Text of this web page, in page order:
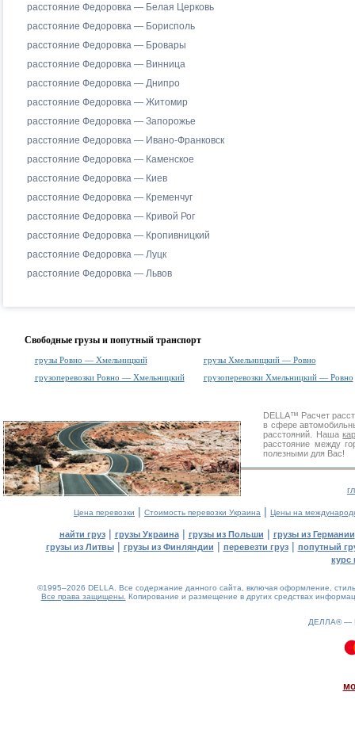
расстояние Федоровка — Белая Церковь
расстояние Федоровка — Борисполь
расстояние Федоровка — Бровары
расстояние Федоровка — Винница
расстояние Федоровка — Днипро
расстояние Федоровка — Житомир
расстояние Федоровка — Запорожье
расстояние Федоровка — Ивано-Франковск
расстояние Федоровка — Каменское
расстояние Федоровка — Киев
расстояние Федоровка — Кременчуг
расстояние Федоровка — Кривой Рог
расстояние Федоровка — Кропивницкий
расстояние Федоровка — Луцк
расстояние Федоровка — Львов
Свободные грузы и попутный транспорт
грузы Ровно — Хмельницкий
грузы Хмельницкий — Ровно
грузоперевозки Ровно — Хмельницкий
грузоперевозки Хмельницкий — Ровно
DELLA™ Расчет
в сфере
расстояний. Наша
расстояние между
полезными для Вас!
Цена перевозки | Стоимость перевозки Украина | Цены на
найти груз| грузы Украина| грузы из Польши | грузы из Германии
грузы из Литвы| грузы из Финляндии | перевезти груз| попутный
курс
©1995–2026 DELLA. Все содержание данного сайта, включая оформление,
Все права защищены. Копирование и размещение в других средствах
ДЕЛЛА® —